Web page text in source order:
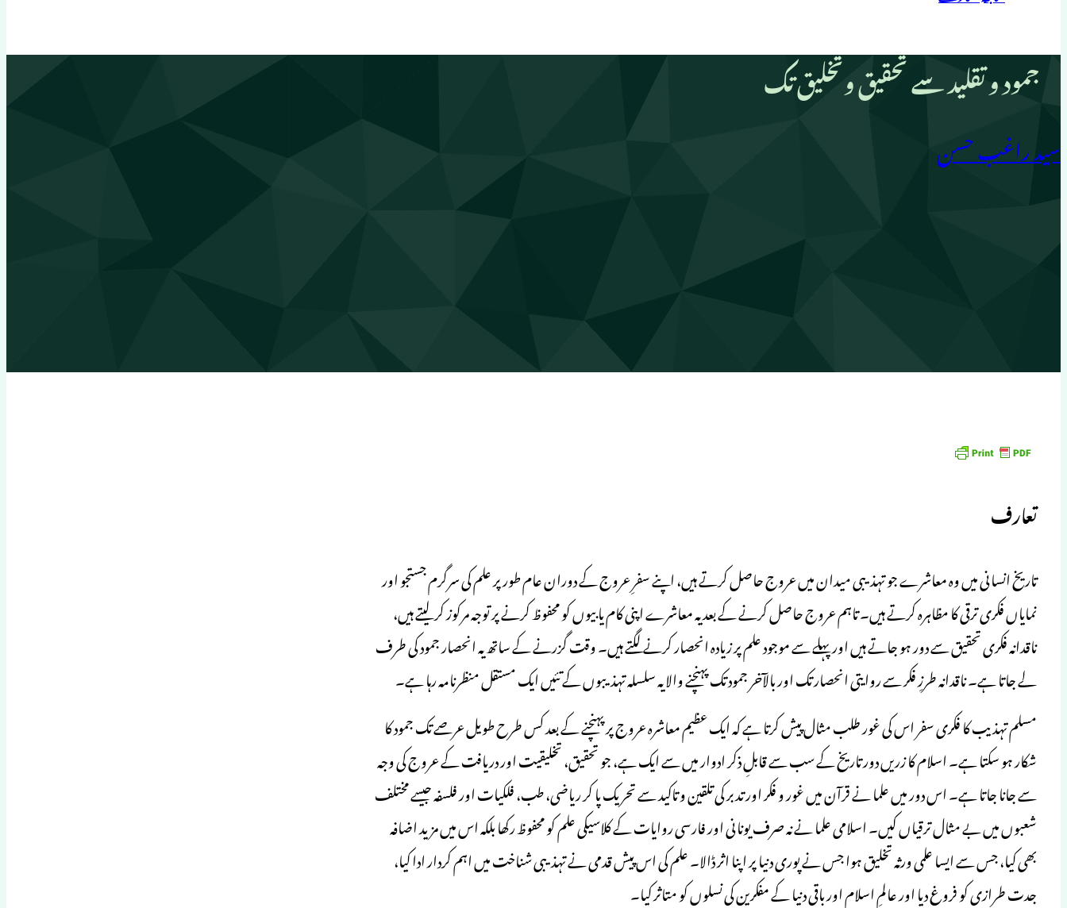
جمود و تقلید سے تحقیق وتخلیق تک
سید راغب حسن
تعارف
تاریخ انسانی میں وہ معاشرے جو تہذیبی میدان میں عروج حاصل کرتے ہیں، اپنے سفرِ عروج کے دوران عام طور پر علم کی سرگرم جستجو اور
نمایاں فکری ترقی کا مظاہرہ کرتے ہیں۔ تاہم عروج حاصل کرنے کے بعد یہ معاشرے اپنی کام یابیوں کو محفوظ کرنے پر توجہ مرکوز کر لیتے ہیں،
ناقدانہ فکری تحقیق سے دور ہو جاتے ہیں اور پہلے سے موجود علم پر زیادہ انحصار کرنے لگتے ہیں۔ وقت گزرنے کے ساتھ یہ انحصار جمود کی طرف
لے جاتا ہے۔ ناقدانہ طرزِ فکر سے روایتی انحصار تک اور بالآخر جمود تک پہنچنے والا یہ سلسلہ تہذیبوں کے تئیں ایک مستقل منظرنامہ رہا ہے۔
مسلم تہذیب کا فکری سفر اس کی غور طلب مثال پیش کرتا ہے کہ ایک عظیم معاشرہ عروج پر پہنچنے کے بعد کس طرح طویل عرصے تک جمود کا
شکار ہو سکتا ہے۔ اسلام کا زریں دور تاریخ کے سب سے قابلِ ذکر ادوار میں سے ایک ہے، جو تحقیق، تخلیقیت اور دریافت کے عروج کی وجہ
سے جانا جاتا ہے۔ اس دور میں علما نے قرآن میں غور و فکر اور تدبر کی تلقین و تاکید سے تحریک پا کر ریاضی، طب، فلکیات اور فلسفہ جیسے مختلف
شعبوں میں بے مثال ترقیاں کیں۔ اسلامی علما نے نہ صرف یونانی اور فارسی روایات کے کلاسیکی علم کو محفوظ رکھا بلکہ اس میں مزید اضافہ
بھی کیا، جس سے ایسا علمی ورثہ تخلیق ہوا جس نے پوری دنیا پر اپنا اثر ڈالا۔ علم کی اس پیش قدمی نے تہذیبی شناخت میں اہم کردار ادا کیا،
جدت طرازی کو فروغ دیا اور عالمِ اسلام اور باقی دنیا کے مفکرین کی نسلوں کو متاثر کیا۔